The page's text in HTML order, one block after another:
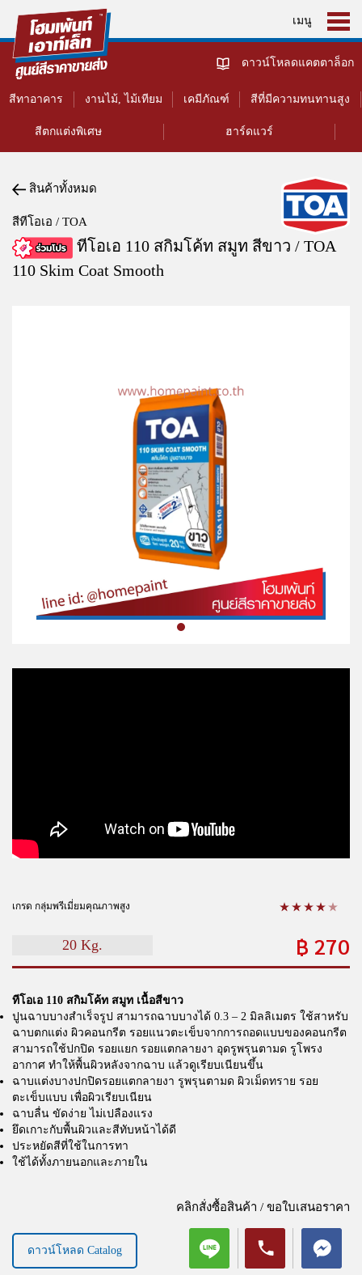
เมนู
สีทาอาคาร งานไม้, ไม้เทียม เคมีภัณฑ์ สีที่มีความทนทานสูง
สีตกแต่งพิเศษ ฮาร์ดแวร์
ดาวน์โหลดแคตตาล็อก
สินค้าทั้งหมด
สีทีโอเอ / TOA
ทีโอเอ 110 สกิมโค้ท สมูท สีขาว / TOA
110 Skim Coat Smooth
เกรด กลุ่มพรีเมี่ยมคุณภาพสูง
20 Kg. ฿ 270
ทีโอเอ 110 สกิมโค้ท สมูท เนื้อสีขาว
ปูนฉาบบางสำเร็จรูป สามารถฉาบบางได้ 0.3 – 2 มิลลิเมตร ใช้สาหรับ
ฉาบตกแต่ง ผิวคอนกรีต รอยแนวตะเข็บจากการถอดแบบของคอนกรีต
สามารถใช้ปกปิด รอยแยก รอยแตกลายงา อุดรูพรุนตามด รูโพรง
อากาศ ทำให้พื้นผิวหลังจากฉาบ แล้วดูเรียบเนียนขึ้น
ฉาบแต่งบางปกปิดรอยแตกลายงา รูพรุนตามด ผิวเม็ดทราย รอย
ตะเข็บแบบ เพื่อผิวเรียบเนียน
ฉาบลื่น ขัดง่าย ไม่เปลืองแรง
ยึดเกาะกับพื้นผิวและสีทับหน้าได้ดี
ประหยัดสีที่ใช้ในการทา
ใช้ได้ทั้งภายนอกและภายใน
คลิกสั่งซื้อสินค้า / ขอใบเสนอราคา
ดาวน์โหลด Catalog